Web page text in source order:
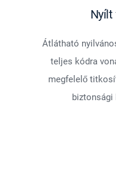
Nyílt
Átlátható
teljes kódra
megfelelő
biztonsági